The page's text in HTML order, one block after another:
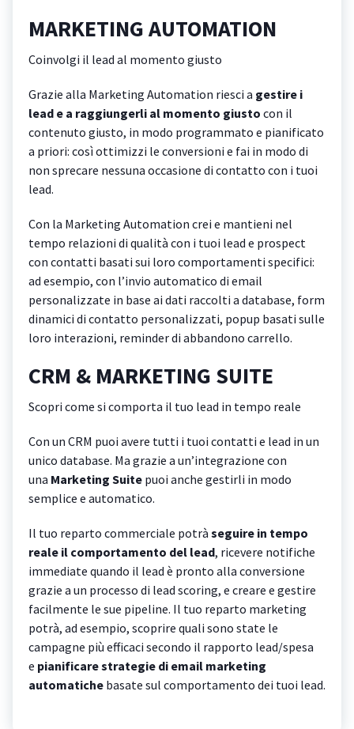
MARKETING AUTOMATION
Coinvolgi il lead al momento giusto
Grazie alla Marketing Automation riesci a gestire i
lead e a raggiungerli al momento giusto con il
contenuto giusto, in modo programmato e pianificato
a priori: così ottimizzi le conversioni e fai in modo di
non sprecare nessuna occasione di contatto con i tuoi
lead.
Con la Marketing Automation crei e mantieni nel
tempo relazioni di qualità con i tuoi lead e prospect
con contatti basati sui loro comportamenti specifici:
ad esempio, con l’invio automatico di email
personalizzate in base ai dati raccolti a database, form
dinamici di contatto personalizzati, popup basati sulle
loro interazioni, reminder di abbandono carrello.
CRM & MARKETING SUITE
Scopri come si comporta il tuo lead in tempo reale
Con un CRM puoi avere tutti i tuoi contatti e lead in un
unico database. Ma grazie a un’integrazione con
una Marketing Suite puoi anche gestirli in modo
semplice e automatico.
Il tuo reparto commerciale potrà seguire in tempo
reale il comportamento del lead, ricevere notifiche
immediate quando il lead è pronto alla conversione
grazie a un processo di lead scoring, e creare e gestire
facilmente le sue pipeline. Il tuo reparto marketing
potrà, ad esempio, scoprire quali sono state le
campagne più efficaci secondo il rapporto lead/spesa
e pianificare strategie di email marketing
automatiche basate sul comportamento dei tuoi lead.